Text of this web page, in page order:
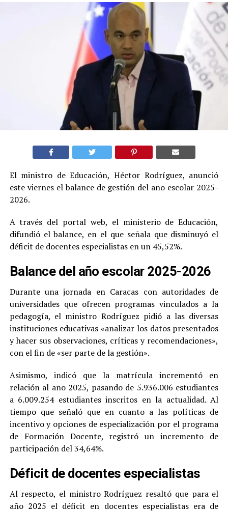
El ministro de Educación, Héctor Rodríguez, anunció
este viernes el balance de gestión del año escolar 2025-
2026.
A través del portal web, el ministerio de Educación,
difundió el balance, en el que señala que disminuyó el
déficit de docentes especialistas en un 45,52%.
Balance del año escolar 2025-2026
Durante una jornada en Caracas con autoridades de
universidades que ofrecen programas vinculados a la
pedagogía, el ministro Rodríguez pidió a las diversas
instituciones educativas «analizar los datos presentados
y hacer sus observaciones, críticas y recomendaciones»,
con el fin de «ser parte de la gestión».
Asimismo, indicó que la matrícula incrementó en
relación al año 2025, pasando de 5.936.006 estudiantes
a 6.009.254 estudiantes inscritos en la actualidad. Al
tiempo que señaló que en cuanto a las políticas de
incentivo y opciones de especialización por el programa
de Formación Docente, registró un incremento de
participación del 34,64%.
Déficit de docentes especialistas
Al respecto, el ministro Rodríguez resaltó que para el
año 2025 el déficit en docentes especialistas era de